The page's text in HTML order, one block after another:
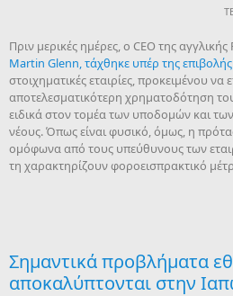
Πριν μερικές ημέρες, ο CEO της
Martin Glenn, τάχθηκε υπέρ της
στοιχηματικές εταιρίες, προκειμένου να
αποτελεσματικότερη χρηματοδότηση
ειδικά στον τομέα των υποδομών και
νέους. Όπως είναι φυσικό, όμως, η
ομόφωνα από τους υπεύθυνους των
τη χαρακτηρίζουν φοροεισπρακτικό
Σημαντικά προβλήματα
αποκαλύπτονται στην